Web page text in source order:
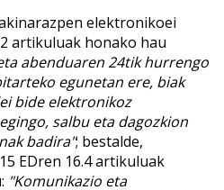
elektronikoei
artikuluak honako hau
abenduaren 24tik hurrengo
egunetan ere, biak
bide elektronikoz
salbu eta dagozkion
badira"; bestalde,
EDren 16.4 artikuluak
"Komunikazio eta